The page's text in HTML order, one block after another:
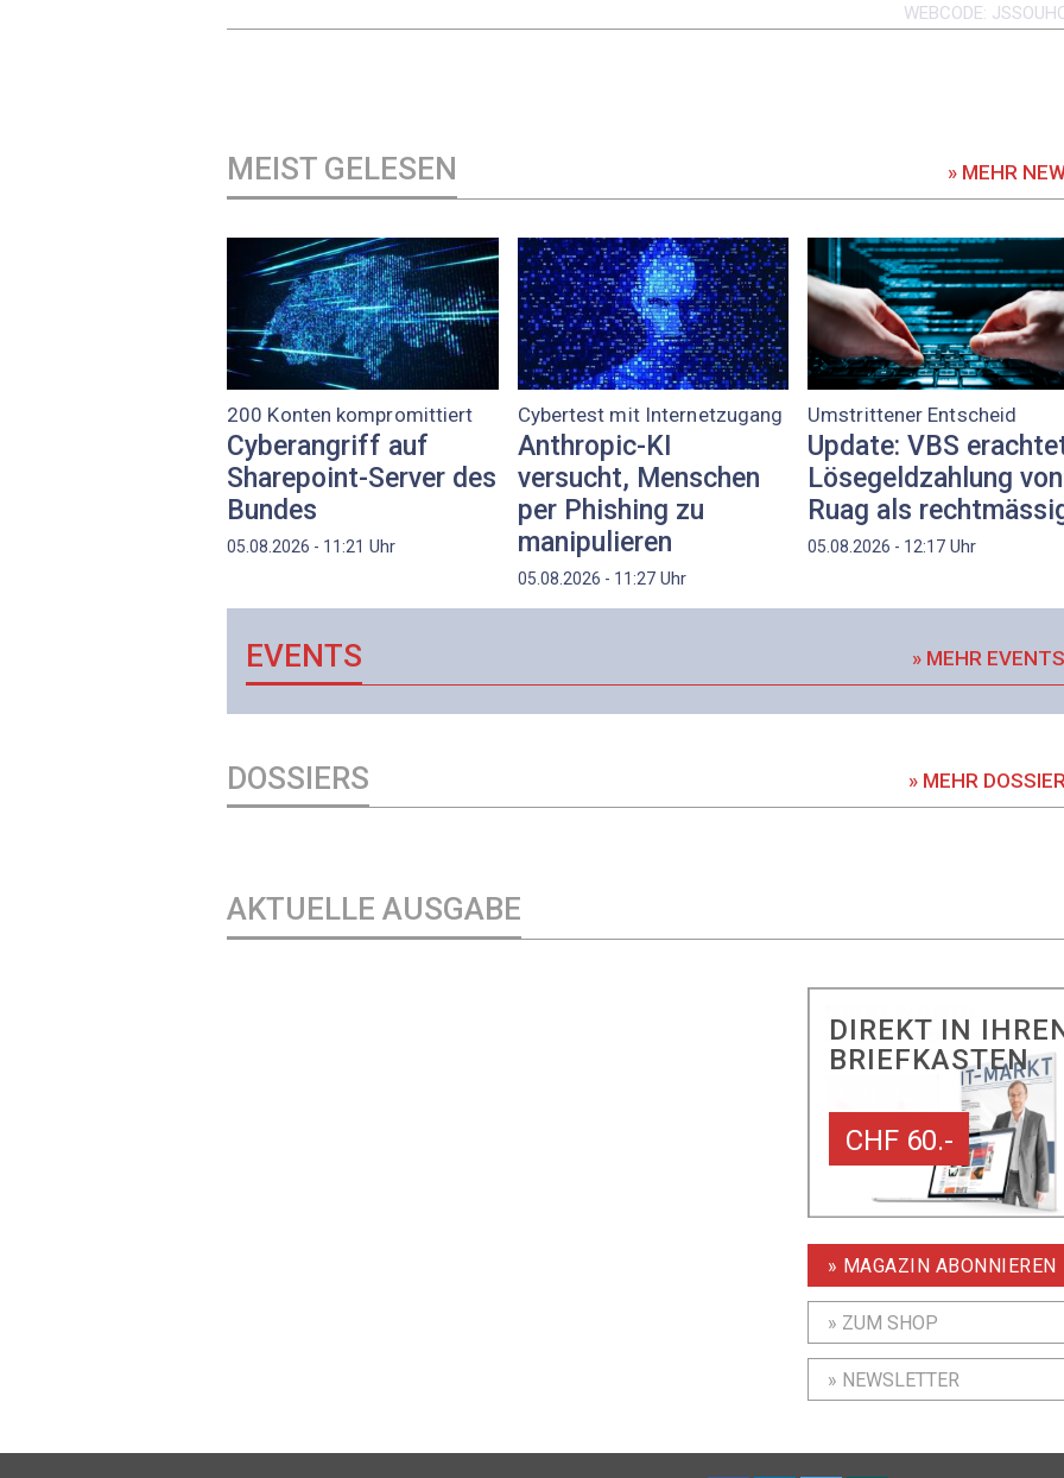
WEBCODE
MEIST GELESEN » MEHR
200 Konten kompromittiert
Cyberangriff auf
Sharepoint-Server des
Bundes
05.08.2026 - 11:21 Uhr
Cybertest mit Internetzugang
Anthropic-KI
versucht, Menschen
per Phishing zu
manipulieren
05.08.2026 - 11:27Uhr
Umstrittener Entscheid
Update: VBS
Lösegeldzahlung von
Ruag als
05.08.2026 - 12:17 Uhr
EVENTS » MEHR EVENTS
DOSSIERS » MEHR
AKTUELLE AUSGABE
DIREKT IN
BRIEFKASTEN
CHF 60.-
» MAGAZIN ABONNIEREN
» ZUM SHOP
» NEWSLETTER